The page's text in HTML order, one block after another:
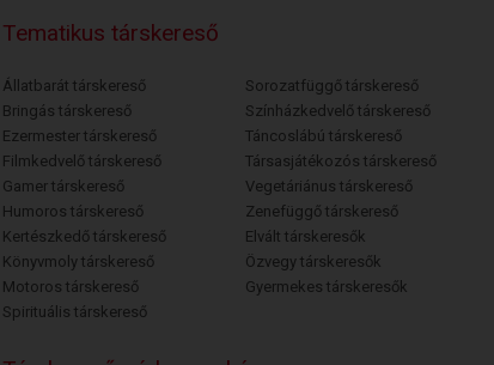
Tematikus társkereső
Állatbarát társkereső
Bringás társkereső
Ezermester társkereső
Filmkedvelő társkereső
Gamer társkereső
Humoros társkereső
Kertészkedő társkereső
Könyvmoly társkereső
Motoros társkereső
Spirituális társkereső
Sorozatfüggő társkereső
Színházkedvelő társkereső
Táncoslábú társkereső
Társasjátékozós társkereső
Vegetáriánus társkereső
Zenefüggő társkereső
Elvált társkeresők
Özvegy társkeresők
Gyermekes társkeresők